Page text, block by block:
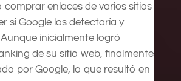
comprar enlaces de varios sitios
si Google los detectaría y
inicialmente logró
de su sitio web, finalmente
por Google, lo que resultó en